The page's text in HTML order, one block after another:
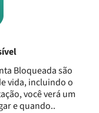
Bloqueada são
vida, incluindo o
você verá um
e quando..